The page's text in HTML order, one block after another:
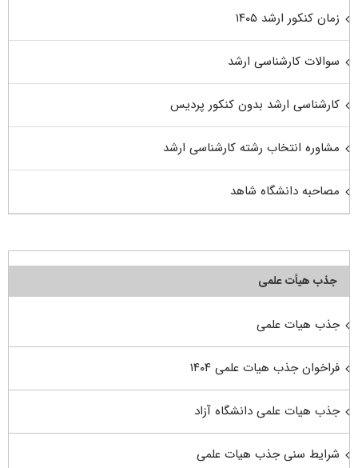
زمان کنکور ارشد ۱۴۰۵
سوالات کارشناسی ارشد
کارشناسی ارشد بدون کنکور پردیس
مشاوره انتخاب رشته کارشناسی ارشد
مصاحبه دانشگاه شاهد
جذب هیأت علمی
جذب هیات علمی
فراخوان جذب هیات علمی ۱۴۰۴
جذب هیات علمی دانشگاه آزاد
شرایط سنی جذب هیات علمی